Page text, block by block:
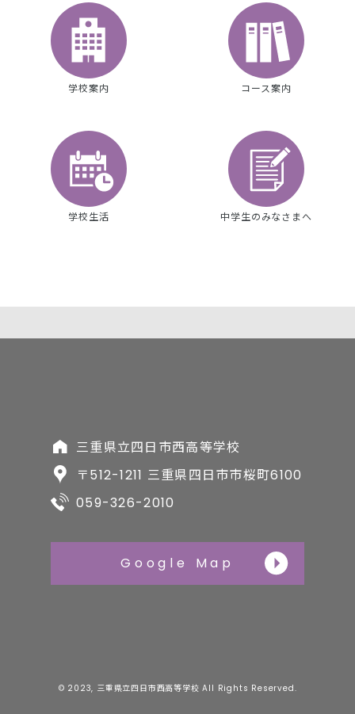
学校案内 コース案内
学校生活 中学生のみなさまへ
三重県立四日市西高等学校
〒512-1211 三重県四日市市桜町6100
059-326-2010
Google Map
© 2023, 三重県立四日市西高等学校 All Rights Reserved.